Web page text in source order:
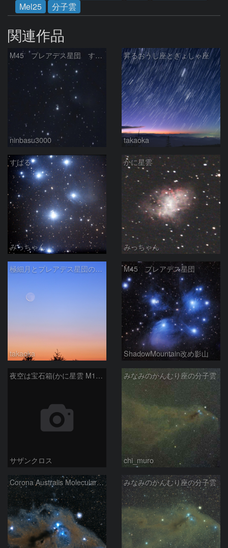
Mel25
分子雲
関連作品
M45 プレアデス星団 すばる
ninbasu3000
昇るおうし座とぎょしゃ座
takaoka
すばる
みっちゃん
かに星雲
みっちゃん
極細月とプレアデス星団の接近
takaoka
M45 プレアデス星団
ShadowMountain改め影山
夜空は宝石箱(かに星雲 M1) Seestar50
サザンクロス
みなみのかんむり座の分子雲
chi_muro
Corona Australis Molecular Cloud みなみのかんむり座の分子雲